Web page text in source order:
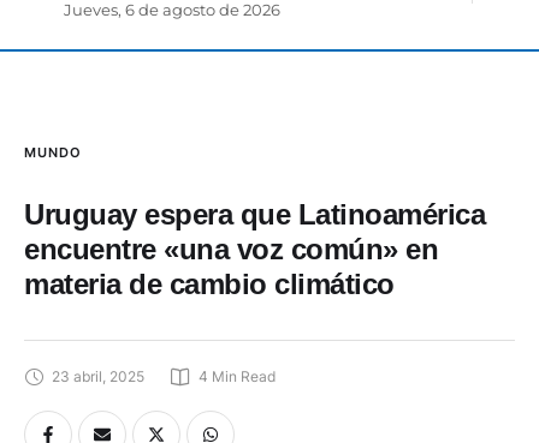
Jueves, 6 de agosto de 2026
MUNDO
Uruguay espera que Latinoamérica
encuentre «una voz común» en
materia de cambio climático
23 abril, 2025 4 Min Read